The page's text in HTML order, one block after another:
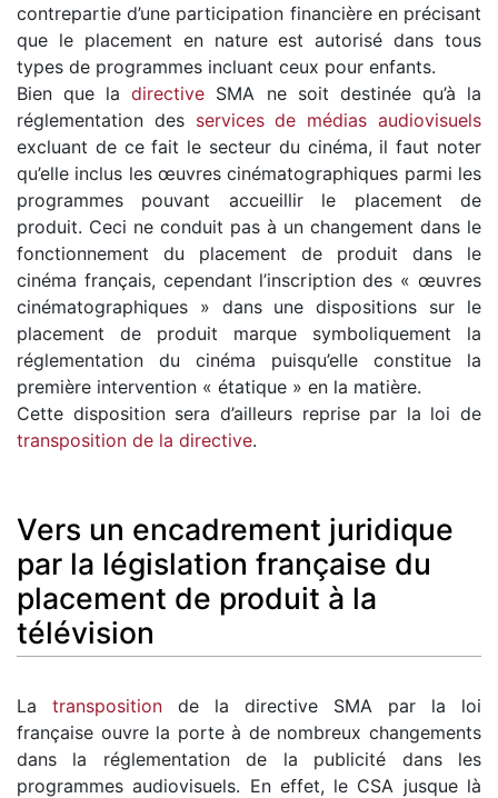
contrepartie d’une participation financière en précisant
que le placement en nature est autorisé dans tous
types de programmes incluant ceux pour enfants.
Bien que ladirective SMA ne soit destinée qu’à la
réglementation des services de médias audiovisuels
excluant de ce fait le secteur du cinéma, il faut noter
qu’elle inclus les œuvres cinématographiques parmi les
programmes pouvant accueillir le placement de
produit. Ceci ne conduit pas à un changement dans le
fonctionnement du placement de produit dans le
cinéma français, cependant l’inscription des « œuvres
cinématographiques » dans une dispositions sur le
placement de produit marque symboliquement la
réglementation du cinéma puisqu’elle constitue la
première intervention « étatique » en la matière.
Cette disposition sera d’ailleurs reprise par la loi de
transposition de la directive.
Vers un encadrement juridique
par la législation française du
placement de produit à la
télévision
La transposition de la directive SMA par la loi
française ouvre la porte à de nombreux changements
dans la réglementation de la publicité dans les
programmes audiovisuels. En effet, le CSA jusque là